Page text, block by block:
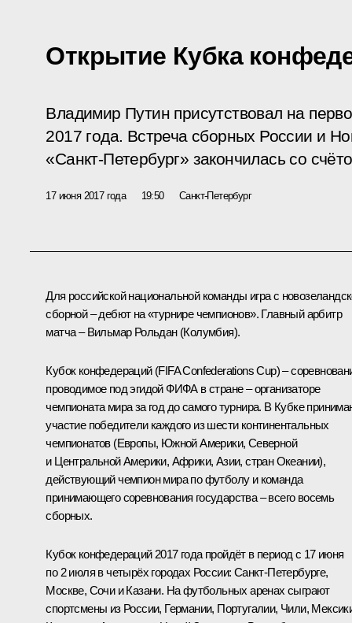
Открытие Кубка
Владимир Путин присутствовал на
2017 года. Встреча сборных России и
«Санкт-Петербург» закончилась со
17 июня 2017 года 19:50 Санкт-Петербург
Для российской национальной команды игра с
сборной – дебют на «турнире чемпионов». Главный арбитр
матча – Вильмар Рольдан (Колумбия).
Кубок конфедераций (FIFA Confederations Cup) –
проводимое под эгидой ФИФА в стране – организаторе
чемпионата мира за год до самого турнира. В Кубке
участие победители каждого из шести континентальных
чемпионатов (Европы, Южной Америки, Северной
и Центральной Америки, Африки, Азии, стран Океании),
действующий чемпион мира по футболу и команда
принимающего соревнования государства – всего восемь
сборных.
Кубок конфедераций 2017 года пройдёт в период с 17 июня
по 2 июля в четырёх городах России: Санкт-Петербурге,
Москве, Сочи и Казани. На футбольных аренах сыграют
спортсмены из России, Германии, Португалии, Чили,